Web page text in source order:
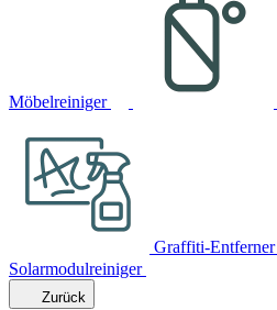
Möbelreiniger
Graffiti-Entferner
Solarmodulreiniger
Zurück